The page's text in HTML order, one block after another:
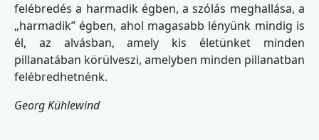
felébredés a harmadik égben, a szólás meghallása, a
„harmadik” égben, ahol magasabb lényünk mindig is
él, az alvásban, amely kis életünket minden
pillanatában körülveszi, amelyben minden pillanatban
felébredhetnénk.
Georg Kühlewind